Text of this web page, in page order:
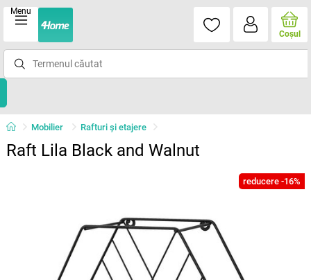
Menu
Coşul
Mobilier Rafturi şi etajere
Raft Lila Black and Walnut
reducere -16%